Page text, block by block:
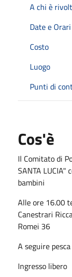
A chi è
Date e Orari
Costo
Luogo
Punti di
Cos'è
Il Comitato di
SANTA
bambini
Alle ore 16.00
Canestrari
Romei 36
A seguire
Ingresso libero